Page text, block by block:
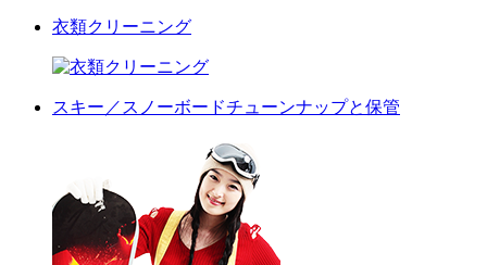
衣類クリーニング
スキー／スノーボードチューンナップと保管